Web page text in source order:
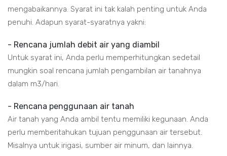
mengabaikannya. Syarat ini tak kalah penting untuk Anda
penuhi. Adapun syarat-syaratnya yakni:
- Rencana jumlah debit air yang diambil
Untuk syarat ini, Anda perlu memperhitungkan sedetail
mungkin soal rencana jumlah pengambilan air tanahnya
dalam m3/hari.
- Rencana penggunaan air tanah
Air tanah yang Anda ambil tentu memiliki kegunaan. Anda
perlu memberitahukan tujuan penggunaan air tersebut.
Misalnya untuk irigasi, sumber air minum, dan lainnya.